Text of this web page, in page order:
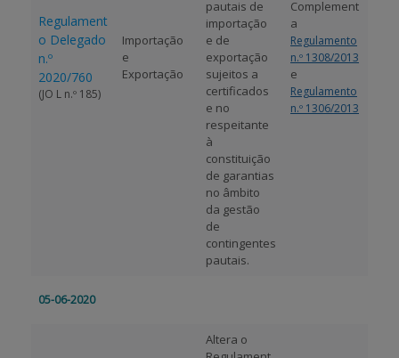
Regulament
o Delegado
n.º
2020/760
(JO L n.º 185)
Importação
e
Exportação
pautais de
importação
e de
exportação
sujeitos a
certificados
e no
respeitante
à
constituição
de garantias
no âmbito
da gestão
de
contingentes
pautais.
Complement
a
Regulamento
n.º 1308/2013
e
Regulamento
n.º 1306/2013
05-06-2020
Altera o